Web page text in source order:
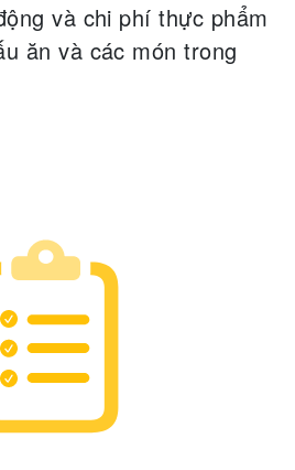
và chi phí thực phẩm
ăn và các món trong